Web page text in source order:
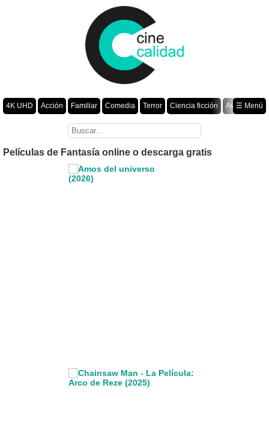
4K UHD Acción Familiar Comedia Terror Ciencia ficción
Aventura
Romance Fantasía Drama Animación Crimen
☰ Menú
Películas de Fantasía online o descarga gratis